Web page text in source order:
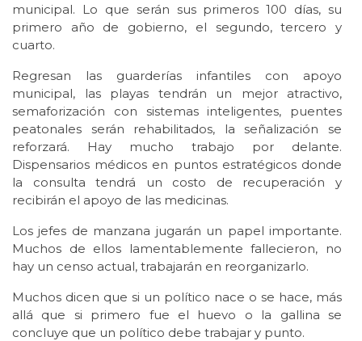
municipal. Lo que serán sus primeros 100 días, su
primero año de gobierno, el segundo, tercero y
cuarto.
Regresan las guarderías infantiles con apoyo
municipal, las playas tendrán un mejor atractivo,
semaforización con sistemas inteligentes, puentes
peatonales serán rehabilitados, la señalización se
reforzará. Hay mucho trabajo por delante.
Dispensarios médicos en puntos estratégicos donde
la consulta tendrá un costo de recuperación y
recibirán el apoyo de las medicinas.
Los jefes de manzana jugarán un papel importante.
Muchos de ellos lamentablemente fallecieron, no
hay un censo actual, trabajarán en reorganizarlo.
Muchos dicen que si un político nace o se hace, más
allá que si primero fue el huevo o la gallina se
concluye que un político debe trabajar y punto.